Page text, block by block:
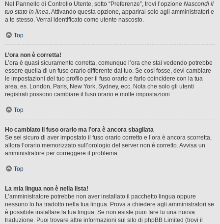
Nel Pannello di Controllo Utente, sotto “Preferenze”, trovi l’opzione Nascondi il
tuo stato in linea. Attivando questa opzione, apparirai solo agli amministratori e
a te stesso. Verrai identificato come utente nascosto.
Top
L’ora non è corretta!
L’ora è quasi sicuramente corretta, comunque l’ora che stai vedendo potrebbe
essere quella di un fuso orario differente dal tuo. Se così fosse, devi cambiare
le impostazioni del tuo profilo per il fuso orario e farlo coincidere con la tua
area, es. London, Paris, New York, Sydney, ecc. Nota che solo gli utenti
registrati possono cambiare il fuso orario e molte impostazioni.
Top
Ho cambiato il fuso orario ma l’ora è ancora sbagliata
Se sei sicuro di aver impostato il fuso orario corretto e l’ora è ancora scorretta,
allora l’orario memorizzato sull’orologio del server non è corretto. Avvisa un
amministratore per correggere il problema.
Top
La mia lingua non è nella lista!
L’amministratore potrebbe non aver installato il pacchetto lingua oppure
nessuno lo ha tradotto nella tua lingua. Prova a chiedere agli amministratori se
è possibile installare la tua lingua. Se non esiste puoi fare tu una nuova
traduzione. Puoi trovare altre informazioni sul sito di phpBB Limited (trovi il